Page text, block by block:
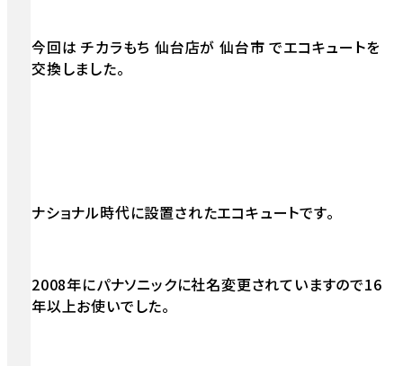
今回は チカラもち 仙台店が 仙台市 でエコキュートを
交換しました。
ナショナル時代に設置されたエコキュートです。
2008年にパナソニックに社名変更されていますので16
年以上お使いでした。